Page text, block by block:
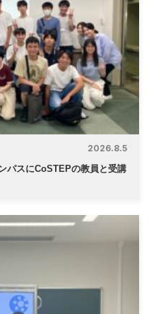
2026.8.5
パスにCoSTEPの教員と受講